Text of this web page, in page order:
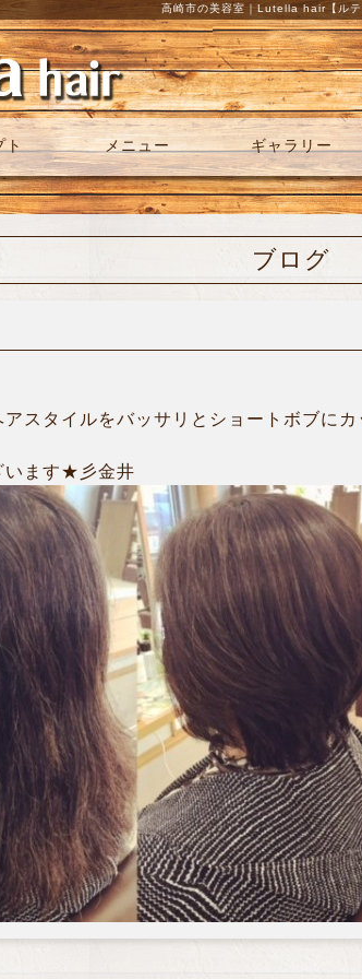
高崎市の美容室｜Lutella hair【ルテ
ト メニュー ギャラリー
ブログ
アスタイルをバッサリとショートボブに
います★彡金井